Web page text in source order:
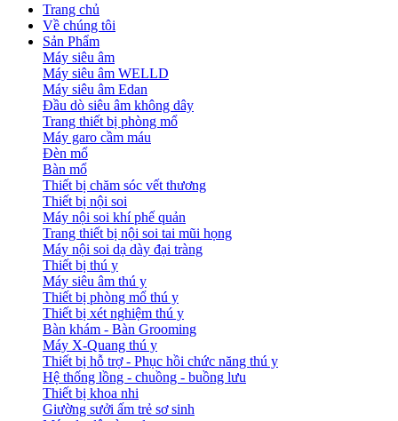
Trang chủ
Về chúng tôi
Sản Phẩm
Máy siêu âm
Máy siêu âm WELLD
Máy siêu âm Edan
Đầu dò siêu âm không dây
Trang thiết bị phòng mổ
Máy garo cầm máu
Đèn mổ
Bàn mổ
Thiết bị chăm sóc vết thương
Thiết bị nội soi
Máy nội soi khí phế quản
Trang thiết bị nội soi tai mũi họng
Máy nội soi dạ dày đại tràng
Thiết bị thú y
Máy siêu âm thú y
Thiết bị phòng mổ thú y
Thiết bị xét nghiệm thú y
Bàn khám - Bàn Grooming
Máy X-Quang thú y
Thiết bị hỗ trợ - Phục hồi chức năng thú y
Hệ thống lồng - chuồng - buồng lưu
Thiết bị khoa nhi
Giường sưởi ấm trẻ sơ sinh